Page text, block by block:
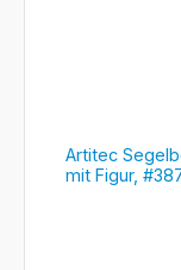
Artitec
mit Figur,